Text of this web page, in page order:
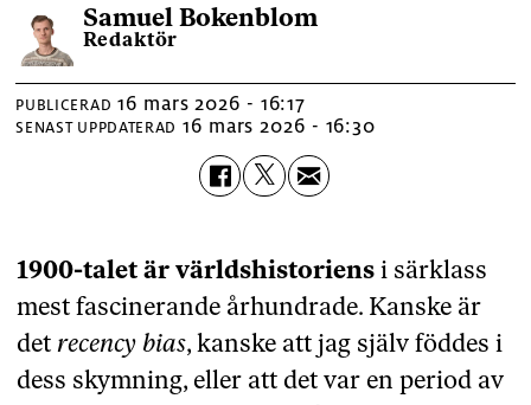
Samuel Bokenblom
Redaktör
PUBLICERAD 16 mars 2026 - 16:17
SENAST UPPDATERAD 16 mars 2026 - 16:30
1900-talet är världshistoriens i särklass
mest fascinerande århundrade. Kanske är
det recency bias, kanske att jag själv föddes i
dess skymning, eller att det var en period av